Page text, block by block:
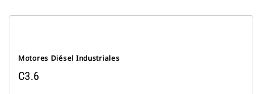
Motores Diésel Industriales
C3.6